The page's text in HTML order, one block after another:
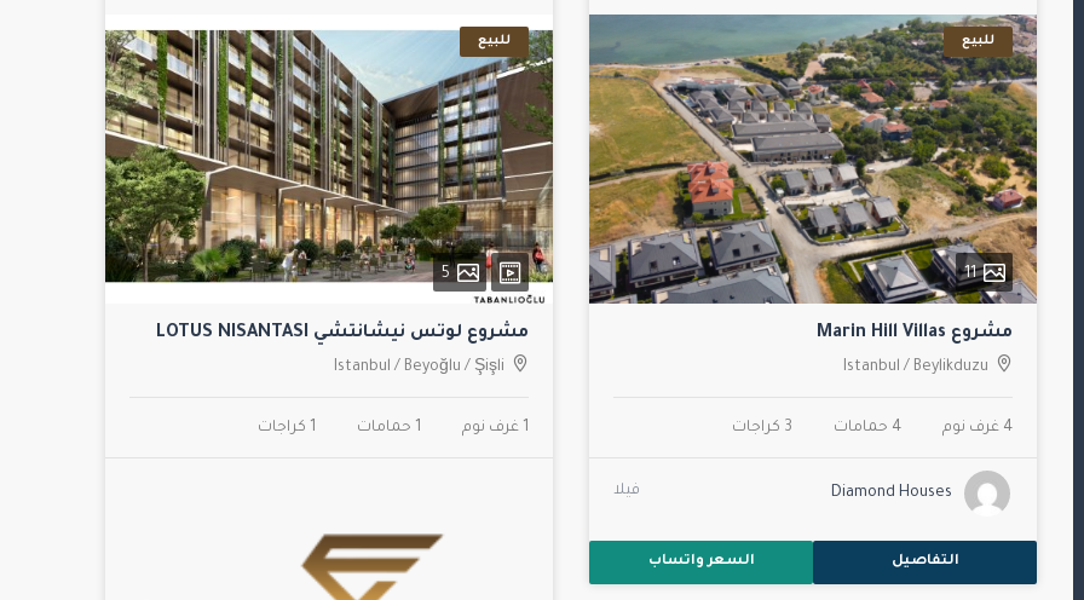
للبيع
11
مشروع Marin Hill Villas
Istanbul / Beylikduzu
4 غرف نوم 4 حمامات 3 كراجات
Diamond Houses فيلا
التفاصيل السعر واتساب
للبيع
5
مشروع لوتس نيشانتشي LOTUS NISANTASI
Istanbul / Beyoğlu / Şişli
1 غرف نوم 1 حمامات 1 كراجات